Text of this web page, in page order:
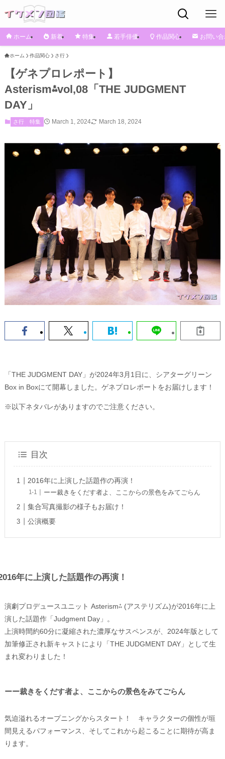
ホーム 新着 特集 若手俳優 作品関心 お問い
ホーム 作品関心 さ行
【ゲネプロレポート】
Asterism⁂vol,08「THE JUDGMENT
DAY」
さ行 特集 March 1, 2024 March 18, 2024
「THE JUDGMENT DAY」が2024年3月1日に、シアターグリーン
Box in Boxにて開幕しました。ゲネプロレポートをお届けします！
※以下ネタバレがありますのでご注意ください。
目次
2016年に上演した話題作の再演！
ーー裁きをくだす者よ、ここからの景色をみてごらん
集合写真撮影の様子もお届け！
公演概要
年に上演した話題作の再演！
演劇プロデュースユニット Asterism⁂ (アステリズム)が2016年に上
演した話題作「Judgment Day」。
上演時間約60分に凝縮された濃厚なサスペンスが、2024年版として
加筆修正され新キャストにより「THE JUDGMENT DAY」として生
まれ変わりました！
ーー裁きをくだす者よ、ここからの景色をみてごらん
気迫溢れるオープニングからスタート！ キャラクターの個性が垣
間見えるパフォーマンス、そしてこれから起こることに期待が高ま
ります。